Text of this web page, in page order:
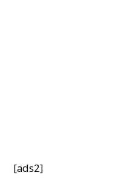
[ads2]